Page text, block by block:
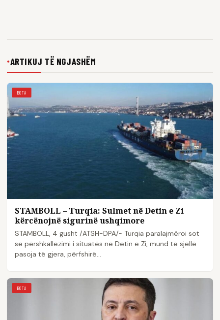
●ARTIKUJ TË NGJASHËM
BOTA
STAMBOLL – Turqia: Sulmet në Detin e Zi
kërcënojnë sigurinë ushqimore
STAMBOLL, 4 gusht /ATSH-DPA/- Turqia paralajmëroi sot
se përshkallëzimi i situatës në Detin e Zi, mund të sjellë
pasoja të gjera, përfshirë…
BOTA